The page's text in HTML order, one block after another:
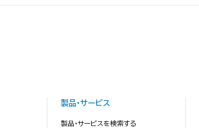
製品・サービス
製品・サービスを検索する